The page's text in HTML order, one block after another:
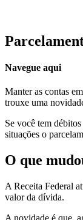
Navegue aqui
Manter as contas
trouxe uma
Se você tem
situações o
O que
A Receita Federal
valor da dívida.